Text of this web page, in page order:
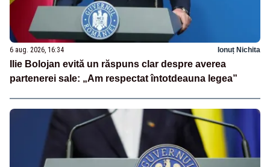
6 aug. 2026, 16:34 Ionuț Nichita
Ilie Bolojan evită un răspuns clar despre averea
partenerei sale: „Am respectat întotdeauna legea”